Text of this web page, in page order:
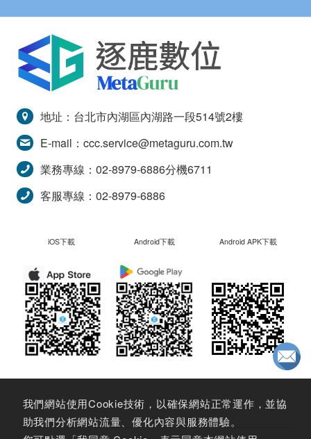
地址：台北市內湖區內湖路一段514號2樓
E-mail： ccc.service@metaguru.com.tw
業務專線：02-8979-6886分機6711
客服專線：02-8979-6886
iOS下載 Android下載 Android APK下載
我們網站使用Cookie技術，以確保網站正常運作，並協
助我們分析網站流量、優化內容與服務體驗。